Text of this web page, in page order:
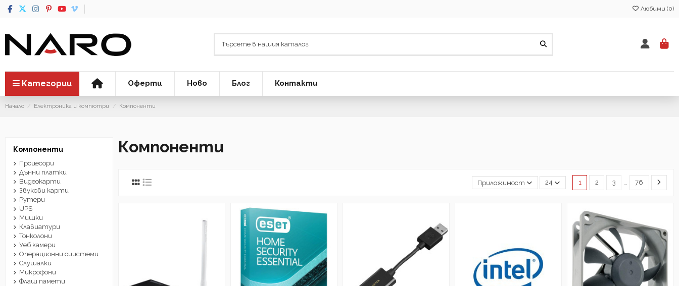
Любими (0)
Категории Оферти Ново Блог Контакти
Начало Електроника и компютри Компоненти
Компоненти
Приложимост 24 1 2 3 … 76
Компоненти
Процесори
Дънни платки
Видеокарти
Звукови карти
Рутери
UPS
Мишки
Клавиатури
Тонколони
Уеб камери
Операционни сиистеми
Слушалки
Микрофони
Флаш памети